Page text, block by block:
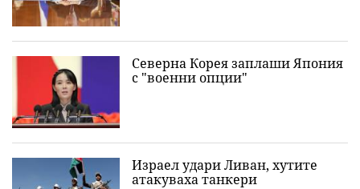
Северна Корея заплаши Япония
с "военни опции"
Израел удари Ливан, хутите
атакуваха танкери